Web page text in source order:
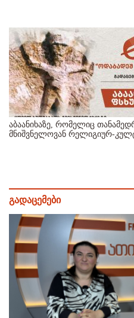
აბაანიხაზე, რომელიც
მნიშვნელოვან რელიგიურ-
გადაცემები